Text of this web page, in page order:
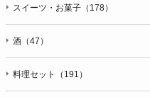
スイーツ・お菓子（178）
酒（47）
料理セット（191）